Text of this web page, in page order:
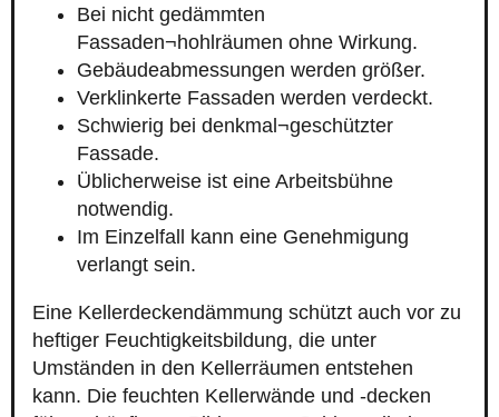
Bei nicht gedämmten
Fassaden¬hohlräumen ohne Wirkung.
Gebäudeabmessungen werden größer.
Verklinkerte Fassaden werden verdeckt.
Schwierig bei denkmal¬geschützter
Fassade.
Üblicherweise ist eine Arbeitsbühne
notwendig.
Im Einzelfall kann eine Genehmigung
verlangt sein.
Eine Kellerdeckendämmung schützt auch vor zu
heftiger Feuchtigkeitsbildung, die unter
Umständen in den Kellerräumen entstehen
kann. Die feuchten Kellerwände und -decken